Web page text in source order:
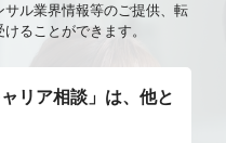
ンテーションの実施
ファシリテーションお
ニケーションを担当し
る
ル業界情報等のご提供、転
ることができます。
リア相談」は、他と